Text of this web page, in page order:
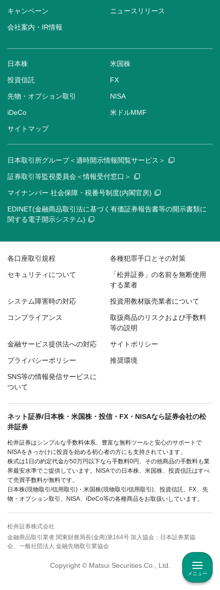
メニュー
キャンペーン ニュースリリース
会社案内・IR情報
日本株 米国株
投資信託 FX
先物・オプション取引 NISA
iDeCo 米ドルMMF
サイトマップ
日本取引所グループ＜適時開示情報閲覧サービス＞
証券取引等監視委員会＜情報受付窓口＞
マイナンバー 社会保障・税番号制度(内閣官房)
EDINET(金融商品取引法に基づく有価証券報告書等の開示書類に
関する電子開示システム)
各口座取引規程 各種犯罪手口とその対策
セキュリティについて
「松井証券」の名前を無断使用
する業者
システム障害時の対応 投資用教材販売業者について
コンプライアンス
取扱商品のリスクおよび手数料
等の説明
金融サービス提供法への対応 サイトポリシー
プライバシーポリシー 推奨環境
SNS等の情報発信サービスに
ついて
ネット証券/日本株・米国株・投信・FX・NISAなら証券会社の松
井証券
松井証券はシンプルな手数料体系、豊富な無料ツールと安心のサポートで
NISAをきっかけに投資を始める初心者の方にも支持されています。
株式は1日の約定代金が50万円以下なら手数料0円、その他商品の手数料も業
界最安水準でご提供しています。NISAでの日本株、米国株、投資信託はすべ
て売買手数料が無料です。
日本株(現物取引/信用取引)・米国株(現物取引/信用取引)、投資信託、FX、先
物・オプション取引、NISA、iDeCo等の各種商品をお取扱いしています。
松井証券株式会社
金融商品取引業者 関東財務局長(金商)第164号 加入協会：日本証券業協
会、一般社団法人 金融先物取引業協会
Copyright © Matsui Securities Co., Ltd.